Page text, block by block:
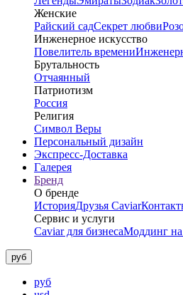
Женские
Райский садСекрет любви
Инженерное искусство
Повелитель времени
Брутальность
Отчаянный
Патриотизм
Россия
Религия
Символ Веры
Персональный дизайн
Экспресс-Доставка
Галерея
Бренд
О бренде
ИсторияДрузья Caviar
Сервис и услуги
Caviar для бизнесаМоддинг
руб
руб